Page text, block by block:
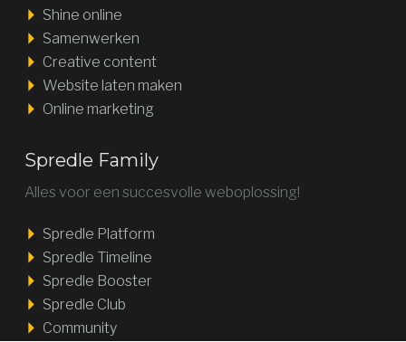
Shine online
Samenwerken
Creative content
Website laten maken
Online marketing
Spredle Family
Alles voor een succesvolle weboplossing!
Spredle Platform
Spredle Timeline
Spredle Booster
Spredle Club
Community